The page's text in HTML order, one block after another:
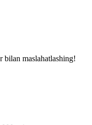
maslahatlashing!